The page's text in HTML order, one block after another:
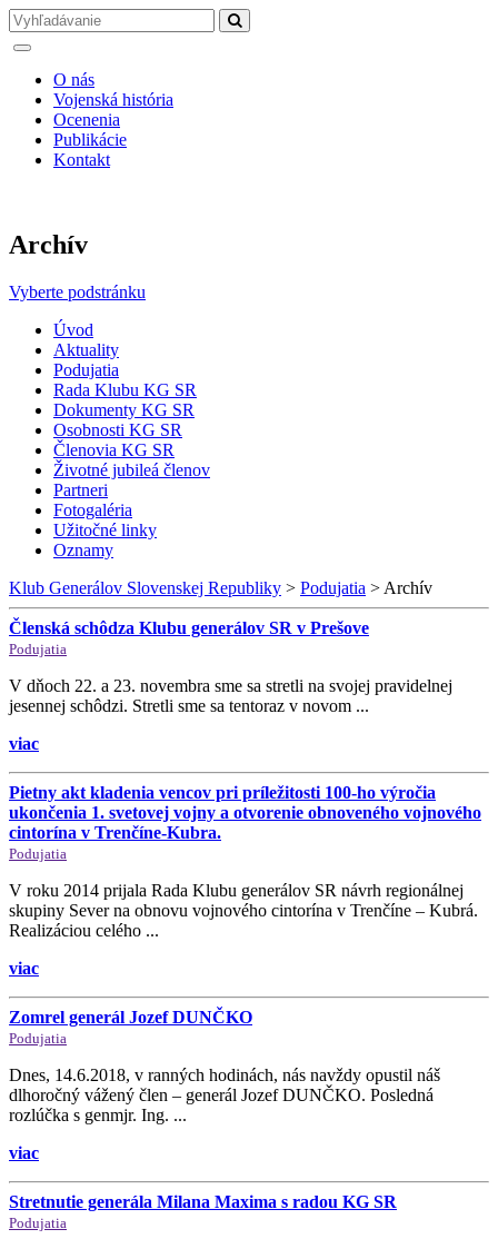
O nás
Vojenská história
Ocenenia
Publikácie
Kontakt
Archív
Vyberte podstránku
Úvod
Aktuality
Podujatia
Rada Klubu KG SR
Dokumenty KG SR
Osobnosti KG SR
Členovia KG SR
Životné jubileá členov
Partneri
Fotogaléria
Užitočné linky
Oznamy
Klub Generálov Slovenskej Republiky > Podujatia > Archív
Členská schôdza Klubu generálov SR v Prešove
Podujatia
V dňoch 22. a 23. novembra sme sa stretli na svojej pravidelnej
jesennej schôdzi. Stretli sme sa tentoraz v novom ...
viac
Pietny akt kladenia vencov pri príležitosti 100-ho výročia
ukončenia 1. svetovej vojny a otvorenie obnoveného vojnového
cintorína v Trenčíne-Kubra.
Podujatia
V roku 2014 prijala Rada Klubu generálov SR návrh regionálnej
skupiny Sever na obnovu vojnového cintorína v Trenčíne – Kubrá.
Realizáciou celého ...
viac
Zomrel generál Jozef DUNČKO
Podujatia
Dnes, 14.6.2018, v ranných hodinách, nás navždy opustil náš
dlhoročný vážený člen – generál Jozef DUNČKO. Posledná
rozlúčka s genmjr. Ing. ...
viac
Stretnutie generála Milana Maxima s radou KG SR
Podujatia